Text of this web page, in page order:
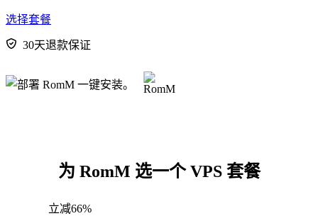
选择套餐
30天退款保证
为 RomM 选一个 VPS 套餐
立减66%